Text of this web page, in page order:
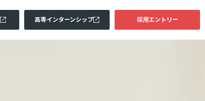
高専インターンシップ 採用エントリー